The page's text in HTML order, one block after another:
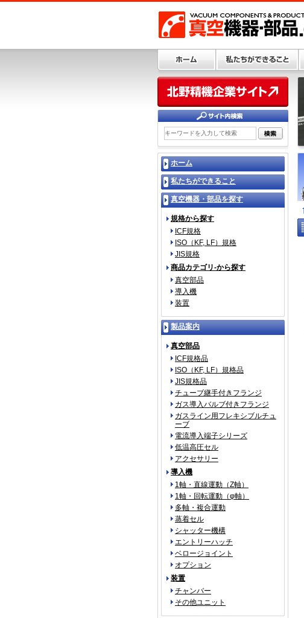
ホーム
私たちができること
真空機器・部品を探す
規格から探す
ICF規格
ISO（KF, LF）規格
JIS規格
商品カテゴリ-から探す
真空部品
導入機
装置
製品案内
真空部品
ICF規格品
ISO（KF, LF）規格品
JIS規格品
チューブ継手付きフランジ
ガス導入バルブ付きフランジ
ガスライン用フレキシブルチュ
ーブ
電流導入端子シリーズ
低温高圧セル
アクセサリー
導入機
1軸・直線運動（Z軸）
1軸・回転運動（φ軸）
多軸・複合運動
蒸着セル
シャッター機構
エントリーハッチ
ベロージョイント
オプション
装置
チャンバー
その他ユニット